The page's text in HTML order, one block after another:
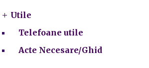
Utile
Telefoane utile
Acte Necesare/Ghid